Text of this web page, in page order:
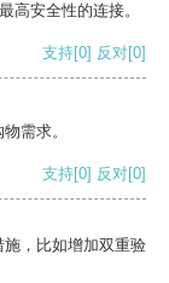
高安全性的连接。
支持[0] 反对[0]
需求。
支持[0] 反对[0]
，比如增加双重验